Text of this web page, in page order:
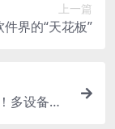
上一篇
界的“天花板”
多设备通